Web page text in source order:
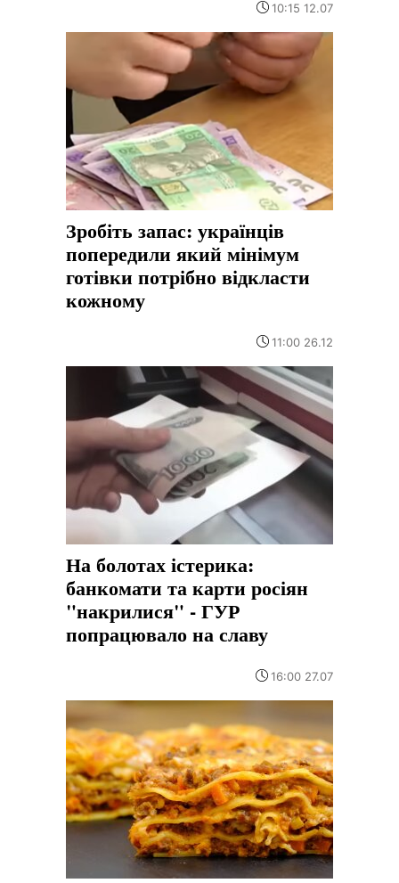
10:15 12.07
Зробіть запас: українців
попередили який мінімум
готівки потрібно відкласти
кожному
11:00 26.12
На болотах істерика:
банкомати та карти росіян
"накрилися" - ГУР
попрацювало на славу
16:00 27.07